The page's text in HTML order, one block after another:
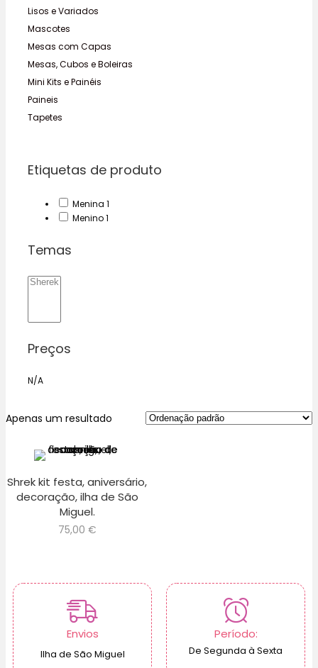
Lisos e Variados
Mascotes
Mesas com Capas
Mesas, Cubos e Boleiras
Mini Kits e Painéis
Paineis
Tapetes
Etiquetas de produto
Menina 1
Menino1
Temas
Preços
N/A
Apenas um resultado
Shrek kit festa, aniversário,
decoração, ilha de São
Miguel.
75,00 €
Envios
Ilha de São Miguel
Período:
De Segunda à Sexta